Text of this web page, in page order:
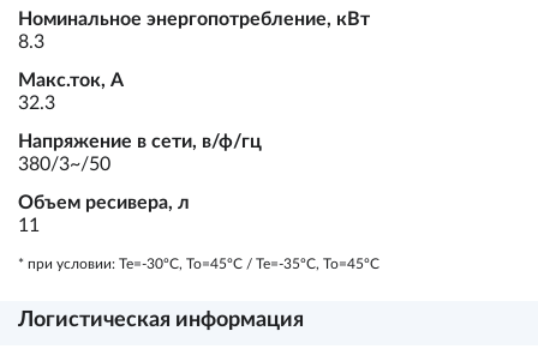
Номинальное энергопотребление, кВт
8.3
Макс.ток, А
32.3
Напряжение в сети, в/ф/гц
380/3~/50
Объем ресивера, л
11
* при условии: Те=-30ºС, То=45ºС / Те=-35ºС, То=45ºС
Логистическая информация